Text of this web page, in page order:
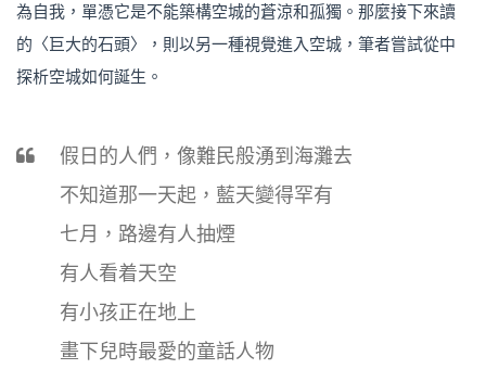
為自我，單憑它是不能築構空城的蒼涼和孤獨。那麼接下來讀
的〈巨大的石頭〉，則以另一種視覺進入空城，筆者嘗試從中
探析空城如何誕生。
假日的人們，像難民般湧到海灘去
不知道那一天起，藍天變得罕有
七月，路邊有人抽煙
有人看着天空
有小孩正在地上
畫下兒時最愛的童話人物